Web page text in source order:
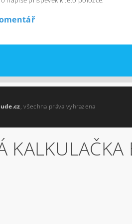
, všechna práva vyhrazena
KALKULAČKA